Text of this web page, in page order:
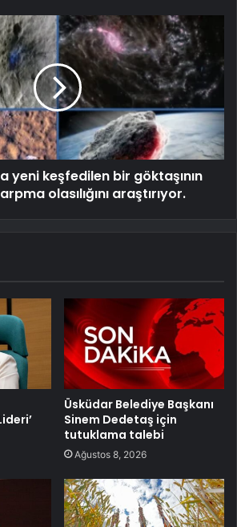
yeni keşfedilen bir göktaşının
olasılığını araştırıyor.
Üsküdar Belediye Başkanı
Sinem Dedetaş için
tutuklama talebi
Ağustos 8, 2026